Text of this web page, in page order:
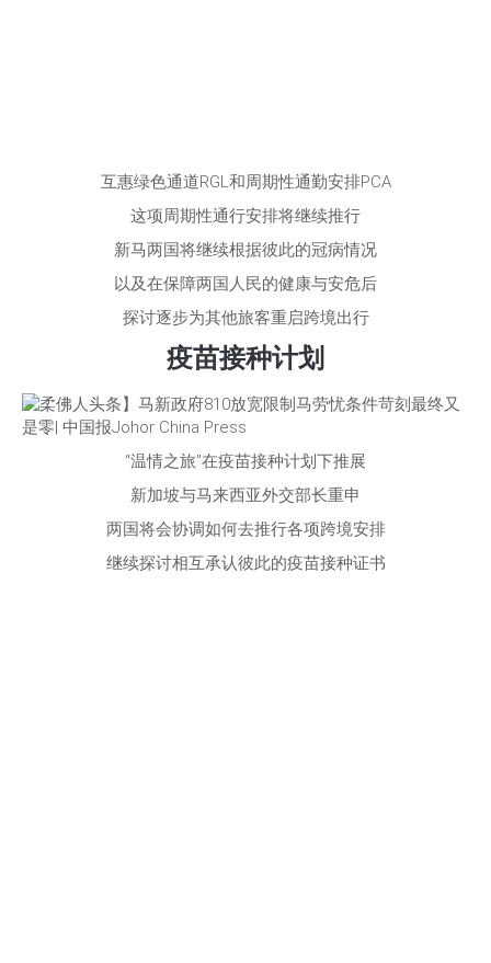
互惠绿色通道RGL和周期性通勤安排PCA
这项周期性通行安排将继续推行
新马两国将继续根据彼此的冠病情况
以及在保障两国人民的健康与安危后
探讨逐步为其他旅客重启跨境出行
疫苗接种计划
“温情之旅”在疫苗接种计划下推展
新加坡与马来西亚外交部长重申
两国将会协调如何去推行各项跨境安排
继续探讨相互承认彼此的疫苗接种证书